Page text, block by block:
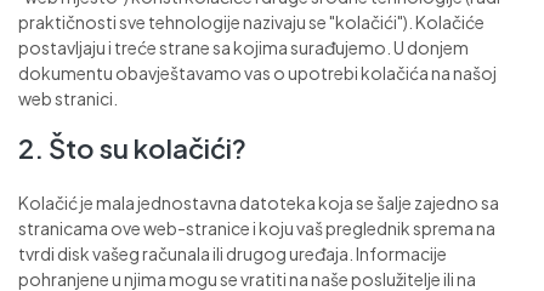
praktičnosti sve tehnologije nazivaju se "kolačići"). Kolačiće
postavljaju i treće strane sa kojima surađujemo. U donjem
dokumentu obavještavamo vas o upotrebi kolačića na našoj
web stranici.
2. Što su kolačići?
Kolačić je mala jednostavna datoteka koja se šalje zajedno sa
stranicama ove web-stranice i koju vaš preglednik sprema na
tvrdi disk vašeg računala ili drugog uređaja. Informacije
pohranjene u njima mogu se vratiti na naše poslužitelje ili na